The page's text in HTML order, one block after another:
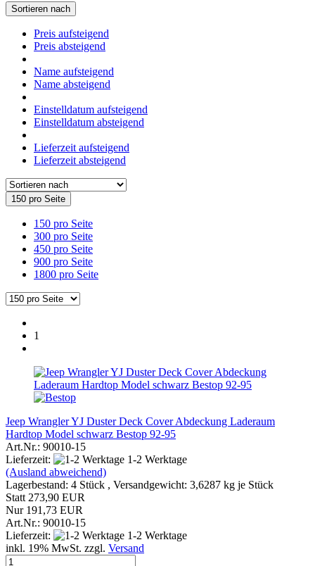
Sortieren nach
Preis aufsteigend
Preis absteigend
Name aufsteigend
Name absteigend
Einstelldatum aufsteigend
Einstelldatum absteigend
Lieferzeit aufsteigend
Lieferzeit absteigend
150 pro Seite
150 pro Seite
300 pro Seite
450 pro Seite
900 pro Seite
1800 pro Seite
1
Jeep Wrangler YJ Duster Deck Cover Abdeckung Laderaum
Hardtop Model schwarz Bestop 92-95
Art.Nr.: 90010-15
Lieferzeit:
1-2 Werktage
(Ausland abweichend)
Lagerbestand: 4 Stück , Versandgewicht: 3,6287 kg je Stück
Statt 273,90 EUR
Nur 191,73 EUR
Art.Nr.: 90010-15
Lieferzeit:
1-2 Werktage
inkl. 19% MwSt. zzgl. Versand